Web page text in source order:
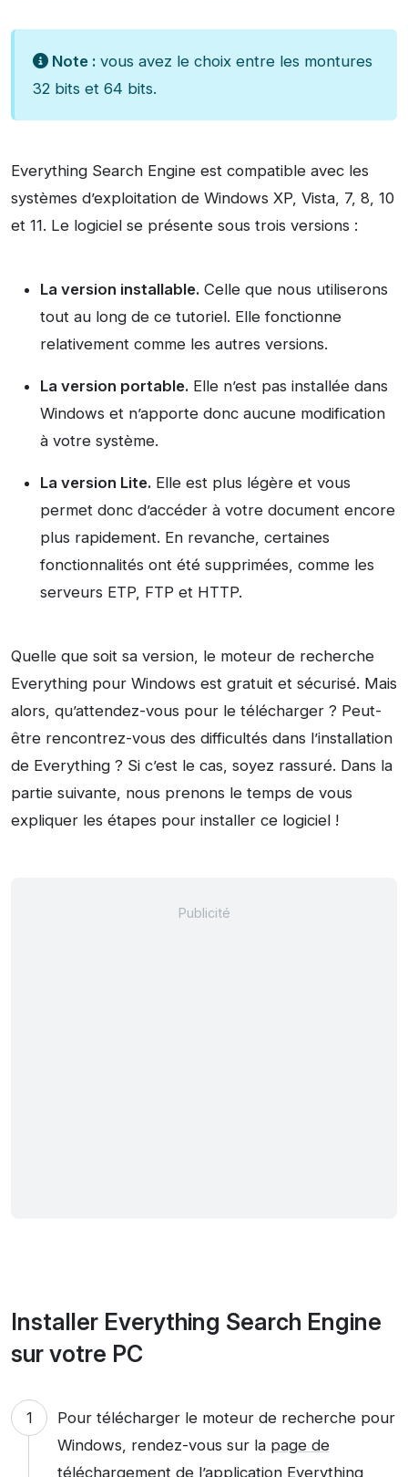
Note : vous avez le choix entre les montures
32 bits et 64 bits.
Everything Search Engine est compatible avec les
systèmes d’exploitation de Windows XP, Vista, 7, 8, 10
et 11. Le logiciel se présente sous trois versions :
La version installable. Celle que nous utiliserons
tout au long de ce tutoriel. Elle fonctionne
relativement comme les autres versions.
La version portable. Elle n’est pas installée dans
Windows et n’apporte donc aucune modification
à votre système.
La version Lite. Elle est plus légère et vous
permet donc d’accéder à votre document encore
plus rapidement. En revanche, certaines
fonctionnalités ont été supprimées, comme les
serveurs ETP, FTP et HTTP.
Quelle que soit sa version, le moteur de recherche
Everything pour Windows est gratuit et sécurisé. Mais
alors, qu’attendez-vous pour le télécharger ? Peut-
être rencontrez-vous des difficultés dans l’installation
de Everything ? Si c’est le cas, soyez rassuré. Dans la
partie suivante, nous prenons le temps de vous
expliquer les étapes pour installer ce logiciel !
Installer Everything Search Engine
sur votre PC
Pour télécharger le moteur de recherche pour
Windows, rendez-vous sur la page de
téléchargement de l’application Everything